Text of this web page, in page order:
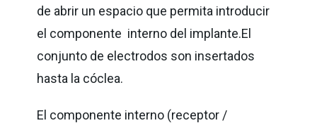
de abrir un espacio que permita introducir
el componente interno del implante.El
conjunto de electrodos son insertados
hasta la cóclea.
El componente interno (receptor /